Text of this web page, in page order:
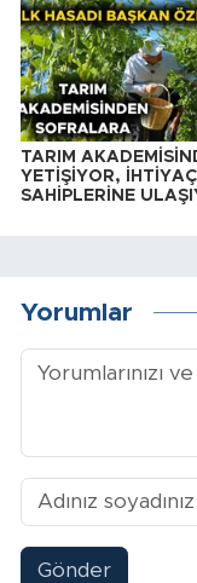
TARIM
YETİŞİYOR, İHTİYAÇ
SAHİPLERİNE
Yorumlar
Gönder